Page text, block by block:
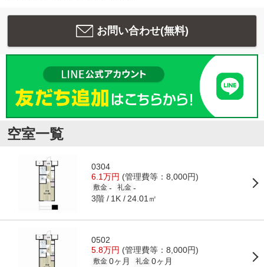
お問い合わせ(無料)
空室一覧
0304
6.1万円 (管理費等：8,000円)
敷金 - 礼金 -
3階 1K 24.01㎡
0502
5.8万円 (管理費等：8,000円)
敷金 0ヶ月 礼金 0ヶ月